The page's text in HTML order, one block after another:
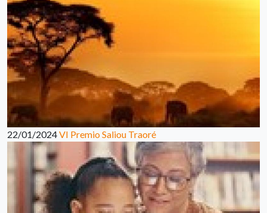
22/01/2024VI Premio Saliou Traoré